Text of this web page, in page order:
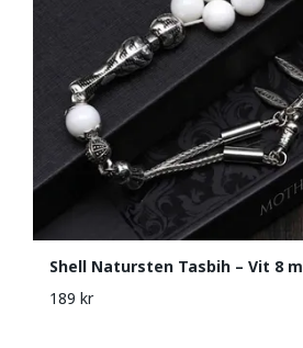
Shell Natursten Tasbih – Vit 8
189 kr